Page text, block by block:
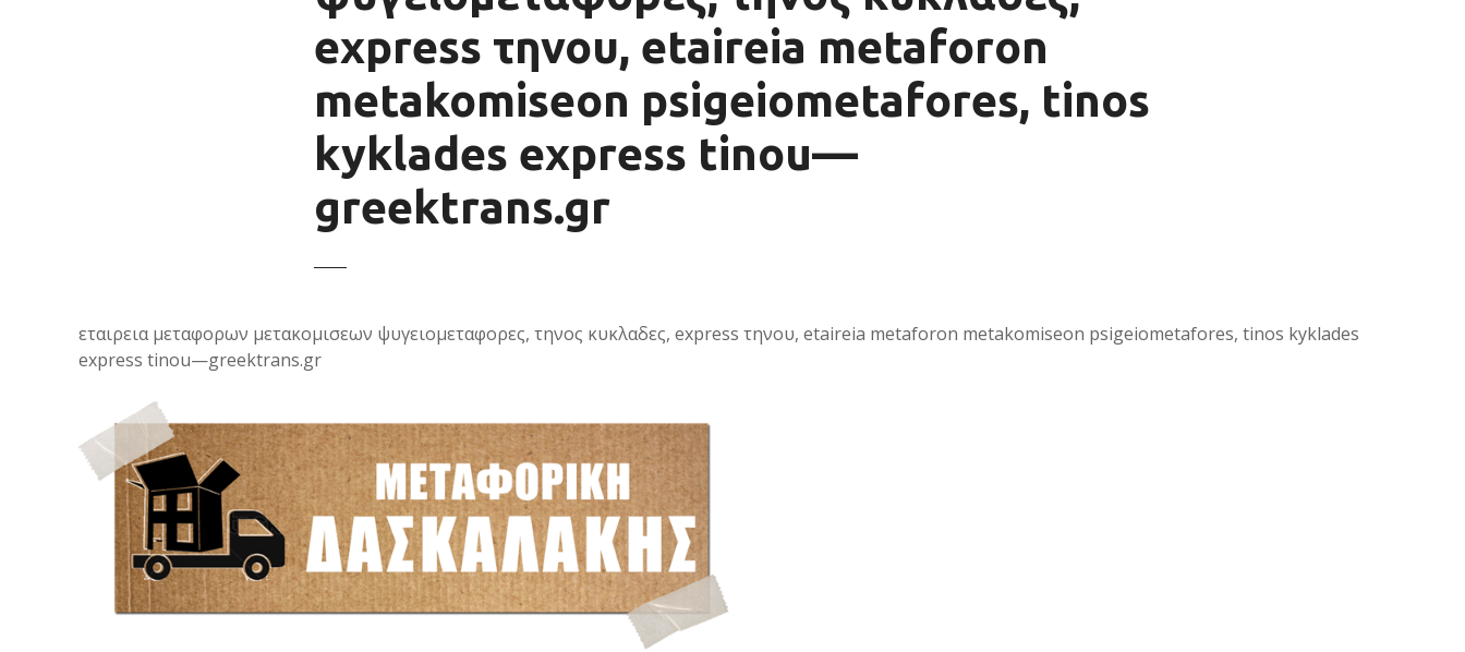
express τηνου, etaireia metaforon
metakomiseon psigeiometafores, tinos
kyklades express tinou—
greektrans.gr
εταιρεια μεταφορων μετακομισεων ψυγειομεταφορες, τηνος κυκλαδες, express τηνου, etaireia metaforon metakomiseon psigeiometafores, tinos kyklades
express tinou—greektrans.gr